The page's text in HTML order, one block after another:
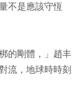
不是應該守恆
的剛體，」趙丰
流，地球時時刻